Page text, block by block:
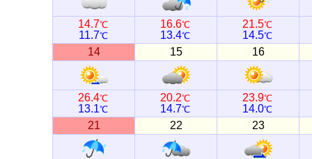
14.7℃
11.7℃
16.6℃
13.4℃
21.5℃
14.5℃
14 15 16
26.4℃
13.1℃
20.2℃
14.7℃
23.9℃
14.0℃
21 22 23